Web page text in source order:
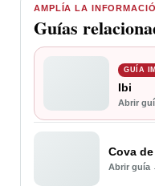
AMPLÍA LA
Guías
GUÍA
Ibi
Abrir
Cova de
Abrir guía